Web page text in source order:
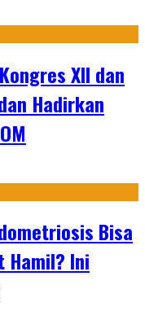
XII dan
Hadirkan
Bisa
Hamil? Ini